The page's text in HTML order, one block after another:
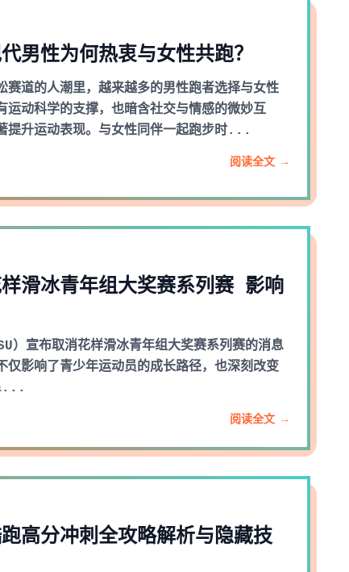
男性为何热衷与女性共跑？
赛道的人潮里，越来越多的男性跑者选择与女性
运动科学的支撑，也暗含社交与情感的微妙互
提升运动表现。与女性同伴一起跑步时...
阅读全文 →
滑冰青年组大奖赛系列赛 影响
）宣布取消花样滑冰青年组大奖赛系列赛的消息
仅影响了青少年运动员的成长路径，也深刻改变
阅读全文 →
高分冲刺全攻略解析与隐藏技